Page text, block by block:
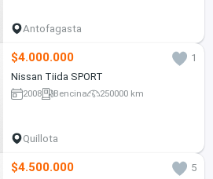
Antofagasta
$4.000.000
1
Nissan Tiida SPORT
2008 Bencina 250000 km
Quillota
$4.500.000
5